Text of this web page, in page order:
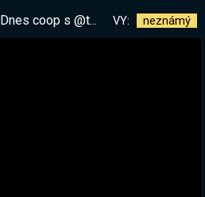
Dnes coop s @thestarda VY: neznámý